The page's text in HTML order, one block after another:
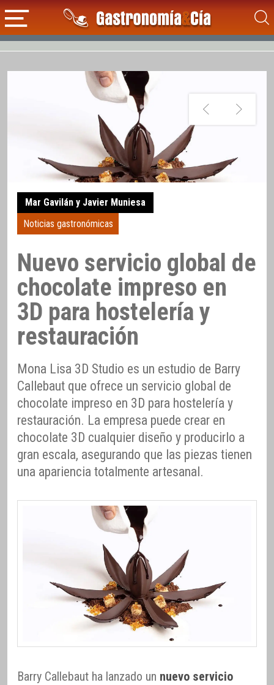
Mar Gavilán y Javier Muniesa
Noticias gastronómicas
Nuevo servicio global de
chocolate impreso en
3D para hostelería y
restauración
Mona Lisa 3D Studio es un estudio de Barry
Callebaut que ofrece un servicio global de
chocolate impreso en 3D para hostelería y
restauración. La empresa puede crear en
chocolate 3D cualquier diseño y producirlo a
gran escala, asegurando que las piezas tienen
una apariencia totalmente artesanal.
Barry Callebaut ha lanzado un nuevo servicio